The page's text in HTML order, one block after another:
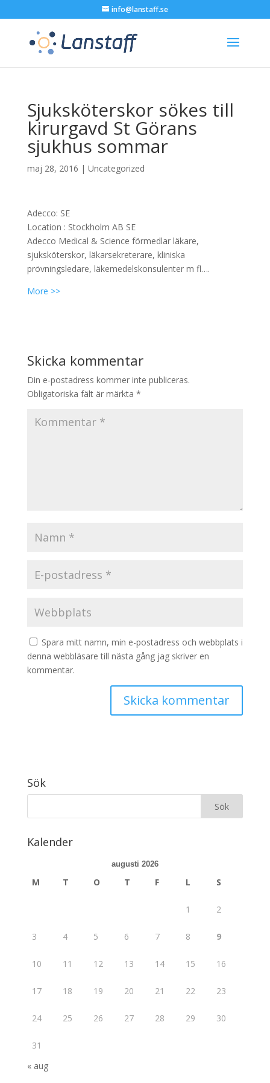
info@lanstaff.se
Sjuksköterskor sökes till
kirurgavd St Görans
sjukhus sommar
maj 28, 2016 | Uncategorized
Adecco: SE
Location : Stockholm AB SE
Adecco Medical & Science förmedlar läkare,
sjuksköterskor, läkarsekreterare, kliniska
prövningsledare, läkemedelskonsulenter m fl….
More >>
Skicka kommentar
Din e-postadress kommer inte publiceras.
Obligatoriska fält är märkta *
Spara mitt namn, min e-postadress och webbplats i
denna webbläsare till nästa gång jag skriver en
kommentar.
Sök
Kalender
augusti 2026
M T O T F L S
1 2
3 4 5 6 7 8 9
10 11 12 13 14 15 16
17 18 19 20 21 22 23
24 25 26 27 28 29 30
31
« aug